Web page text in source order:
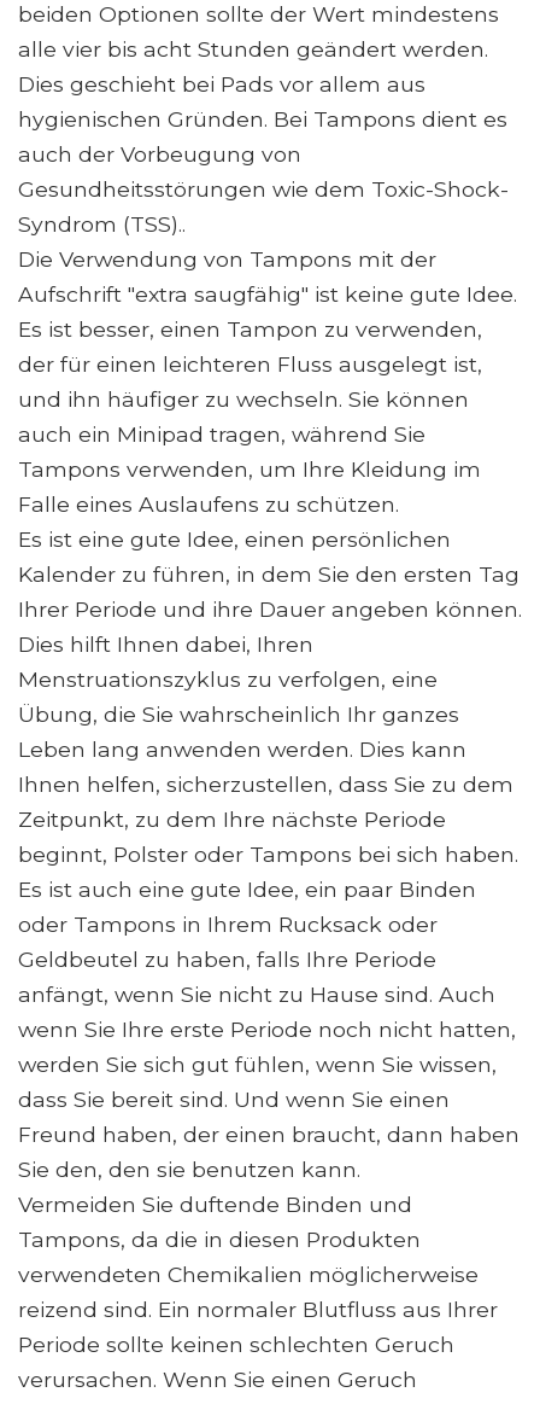
beiden Optionen sollte der Wert mindestens
alle vier bis acht Stunden geändert werden.
Dies geschieht bei Pads vor allem aus
hygienischen Gründen. Bei Tampons dient es
auch der Vorbeugung von
Gesundheitsstörungen wie dem Toxic-Shock-
Syndrom (TSS)..
Die Verwendung von Tampons mit der
Aufschrift "extra saugfähig" ist keine gute Idee.
Es ist besser, einen Tampon zu verwenden,
der für einen leichteren Fluss ausgelegt ist,
und ihn häufiger zu wechseln. Sie können
auch ein Minipad tragen, während Sie
Tampons verwenden, um Ihre Kleidung im
Falle eines Auslaufens zu schützen.
Es ist eine gute Idee, einen persönlichen
Kalender zu führen, in dem Sie den ersten Tag
Ihrer Periode und ihre Dauer angeben können.
Dies hilft Ihnen dabei, Ihren
Menstruationszyklus zu verfolgen, eine
Übung, die Sie wahrscheinlich Ihr ganzes
Leben lang anwenden werden. Dies kann
Ihnen helfen, sicherzustellen, dass Sie zu dem
Zeitpunkt, zu dem Ihre nächste Periode
beginnt, Polster oder Tampons bei sich haben.
Es ist auch eine gute Idee, ein paar Binden
oder Tampons in Ihrem Rucksack oder
Geldbeutel zu haben, falls Ihre Periode
anfängt, wenn Sie nicht zu Hause sind. Auch
wenn Sie Ihre erste Periode noch nicht hatten,
werden Sie sich gut fühlen, wenn Sie wissen,
dass Sie bereit sind. Und wenn Sie einen
Freund haben, der einen braucht, dann haben
Sie den, den sie benutzen kann.
Vermeiden Sie duftende Binden und
Tampons, da die in diesen Produkten
verwendeten Chemikalien möglicherweise
reizend sind. Ein normaler Blutfluss aus Ihrer
Periode sollte keinen schlechten Geruch
verursachen. Wenn Sie einen Geruch